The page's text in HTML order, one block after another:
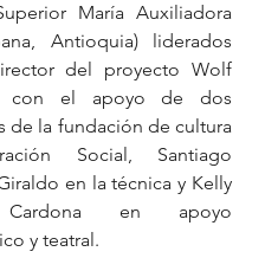
María Auxiliadora
Antioquia) liderados
del proyecto Wolf
con el apoyo de dos
de la fundación de cultura
Social, Santiago
en la técnica y Kelly
en apoyo
y teatral.